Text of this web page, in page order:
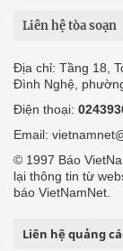
Liên hệ tòa soạn
Địa chỉ: Tầng 18,
Đình Nghệ,
Điện thoại:
Email:
© 1997 Báo
lại thông tin từ
báo VietNamNet.
Liên hệ quảng